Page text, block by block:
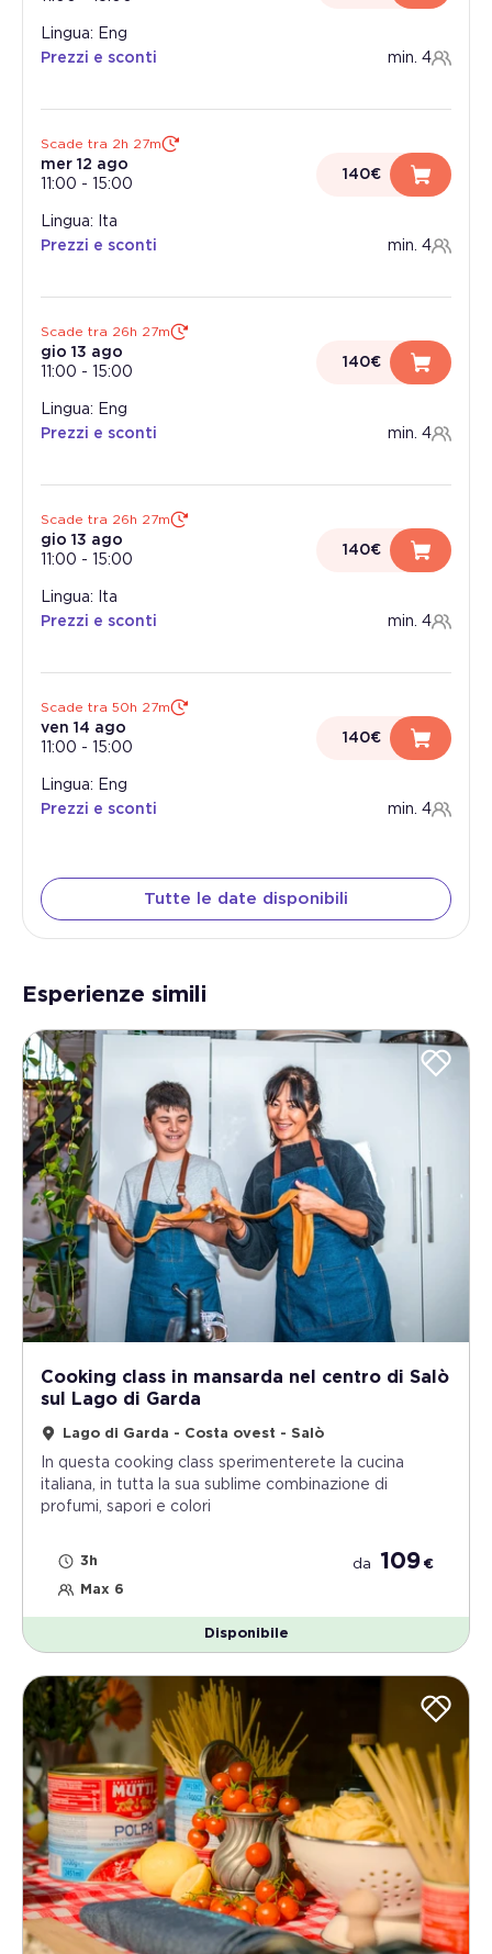
Lingua: Eng
Prezzi e sconti
min. 4
Scade tra 2h 27m
mer 12 ago
11:00 - 15:00
140€
Lingua: Ita
Prezzi e sconti
min. 4
Scade tra 26h 27m
gio 13 ago
11:00 - 15:00
140€
Lingua: Eng
Prezzi e sconti
min. 4
Scade tra 26h 27m
gio 13 ago
11:00 - 15:00
140€
Lingua: Ita
Prezzi e sconti
min. 4
Scade tra 50h 27m
ven 14 ago
11:00 - 15:00
140€
Lingua: Eng
Prezzi e sconti
min. 4
Tutte le date disponibili
Esperienze simili
Cooking class in mansarda nel centro di Salò
sul Lago di Garda
Lago di Garda - Costa ovest - Salò
In questa cooking class sperimenterete la cucina
italiana, in tutta la sua sublime combinazione di
profumi, sapori e colori
3h
Max 6
da 109 €
Disponibile